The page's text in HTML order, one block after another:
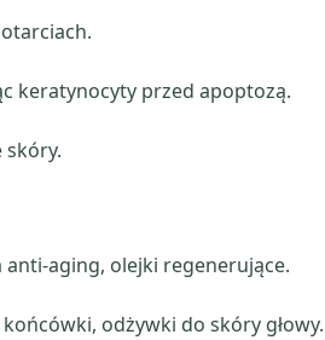
keratynocyty przed apoptozą.
skóry.
aging, olejki regenerujące.
odżywki do skóry głowy.